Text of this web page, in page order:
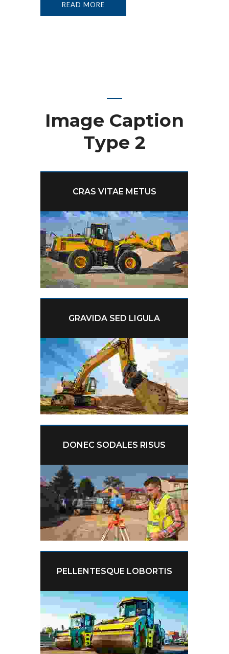
READ MORE
Image Caption
Type 2
CRAS VITAE METUS
GRAVIDA SED LIGULA
DONEC SODALES RISUS
PELLENTESQUE LOBORTIS